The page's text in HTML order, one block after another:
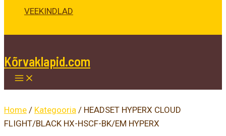
VEEKINDLAD
Kõrvaklapid.com
Home / Kategooria / HEADSET HYPERX CLOUD
FLIGHT/BLACK HX-HSCF-BK/EM HYPERX